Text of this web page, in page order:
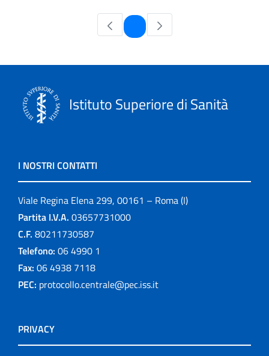
Pagina
Istituto Superiore di Sanità
I NOSTRI CONTATTI
Viale Regina Elena 299, 00161 – Roma (I)
Partita I.V.A. 03657731000
C.F. 80211730587
Telefono: 06 4990 1
Fax: 06 4938 7118
PEC: protocollo.centrale@pec.iss.it
PRIVACY